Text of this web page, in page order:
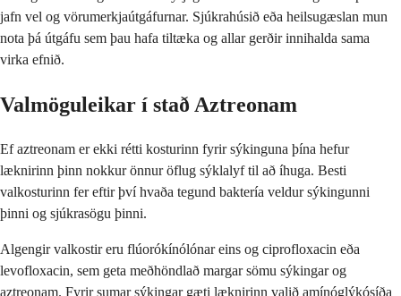
jafn vel og vörumerkjaútgáfurnar. Sjúkrahúsið eða heilsugæslan mun
nota þá útgáfu sem þau hafa tiltæka og allar gerðir innihalda sama
virka efnið.
Valmöguleikar í stað Aztreonam
Ef aztreonam er ekki rétti kosturinn fyrir sýkinguna þína hefur
læknirinn þinn nokkur önnur öflug sýklalyf til að íhuga. Besti
valkosturinn fer eftir því hvaða tegund baktería veldur sýkingunni
þinni og sjúkrasögu þinni.
Algengir valkostir eru flúorókínólónar eins og ciprofloxacin eða
levofloxacin, sem geta meðhöndlað margar sömu sýkingar og
aztreonam. Fyrir sumar sýkingar gæti læknirinn valið amínóglýkósíða